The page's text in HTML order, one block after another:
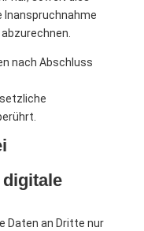
Inanspruchnahme
nach Abschluss
Daten an Dritte nur